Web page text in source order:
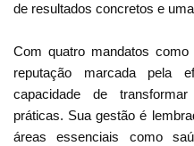
de resultados concretos e
Com quatro mandatos
reputação marcada pela
capacidade de
práticas. Sua gestão é
áreas essenciais como